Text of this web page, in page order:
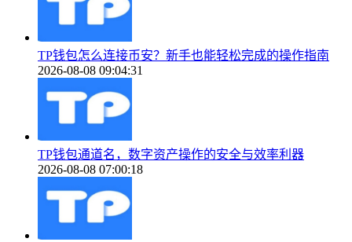
TP钱包怎么连接币安？新手也能轻松完成的操作指南
2026-08-08 09:04:31
TP钱包通道名，数字资产操作的安全与效率利器
2026-08-08 07:00:18